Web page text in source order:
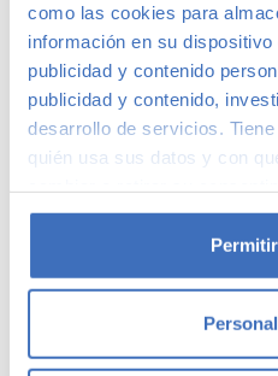
como las cookies para
información en su
publicidad y contenido
publicidad y contenido,
desarrollo de servicios.
quién usa sus datos y con
momento desde la
el Menú de consentimiento.
Recopilar
geográfica que puede
Compra con total tranquilidad,
acaba siendo un coche